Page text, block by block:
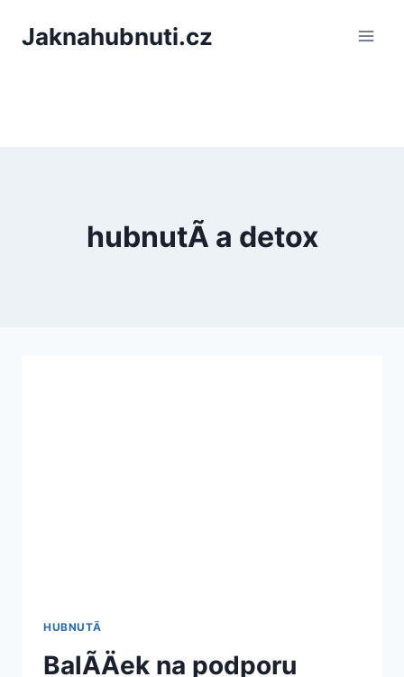
Jaknahubnuti.cz
hubnutÃ­ a detox
HUBNUTÃ­
BalÃ­Äek na podporu